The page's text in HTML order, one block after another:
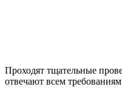
Проходят тщательные
отвечают всем